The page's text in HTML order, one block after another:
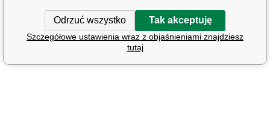
Odrzuć wszystko Tak akceptuję
Szczegółowe ustawienia wraz z objaśnieniami znajdziesz
tutaj